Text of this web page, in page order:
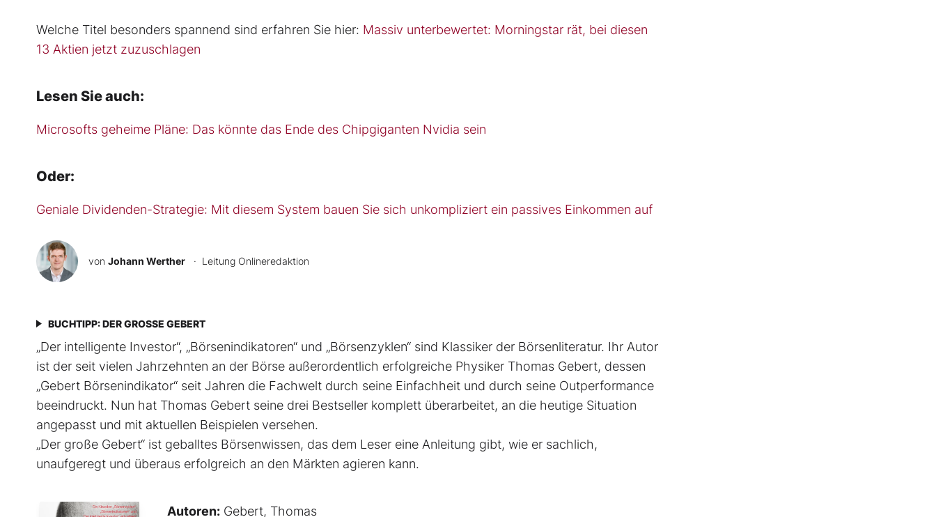
Welche Titel besonders spannend sind erfahren Sie hier: Massiv unterbewertet: Morningstar rät, bei diesen
13 Aktien jetzt zuzuschlagen
Lesen Sie auch:
Microsofts geheime Pläne: Das könnte das Ende des Chipgiganten Nvidia sein
Oder:
Geniale Dividenden-Strategie: Mit diesem System bauen Sie sich unkompliziert ein passives Einkommen auf
von Johann Werther · Leitung Onlineredaktion
BUCHTIPP: DER GROSSE GEBERT
„Der intelligente Investor“, „Börsenindikatoren“ und „Börsenzyklen“ sind Klassiker der Börsen­literatur. Ihr Autor
ist der seit vielen Jahrzehnten an der Börse außerordentlich erfolgreiche Physiker Thomas Gebert, dessen
„Gebert Börsenindikator“ seit Jahren die Fachwelt durch seine Einfachheit und durch seine Outperformance
beeindruckt. Nun hat Thomas Gebert seine drei Best­seller komplett überarbeitet, an die heutige ­Situation
angepasst und mit aktuellen Beispielen ver­sehen.
„Der große Gebert“ ist geballtes Börsenwissen, das dem Leser eine Anleitung gibt, wie er sachlich,
unaufgeregt und überaus erfolgreich an den Märkten agieren kann.
Autoren: Gebert, Thomas